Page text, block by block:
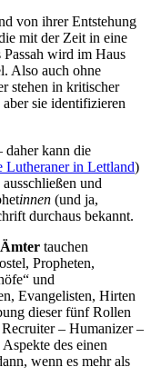
von ihrer Entstehung
mit der Zeit in eine
wird im Haus
Also auch ohne
stehen in kritischer
sie identifizieren
daher kann die
Lutheraner in Lettland)
und
innen (und ja,
durchaus bekannt.
tauchen
Propheten,
und
Evangelisten, Hirten
dieser fünf Rollen
– Humanizer –
des einen
wenn es mehr als